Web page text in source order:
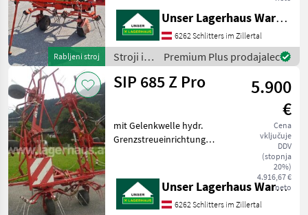
Rabljeni stroj
priklopni trosilec, Naprava
za širjenje meje Stroji in
oprema za žetev in spravilo
Vrtavkasti obračalnik
Unser Lagerhaus Warenhandelsges.m.b.H.
6262 Schlitters im Zillertal
Stroji in
oprema
za žetev
/ Kuhn
Premium Plus prodajalec
SIP 685 Z Pro
5.900
€
Cena
vključuje
DDV
(stopnja
20%)
4.916,67 €
neto
mit Gelenkwelle hydr.
Grenzstreueinrichtung
telefonisch, ob die von
Ihnen angefragte
Gebrauchtmaschine aktuell
Unser Lagerhaus Warenhandelsges.m.b.H.
6262 Schlitters im Zillertal